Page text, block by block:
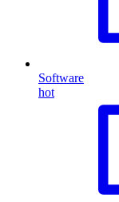
Software
hot